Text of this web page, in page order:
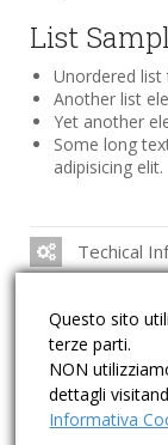
List
Unordered list
Another list
Yet another
Some long
adipisicing elit.
Techical
Product
Store
Questo sito
terze parti.
NON
dettagli
Informativa